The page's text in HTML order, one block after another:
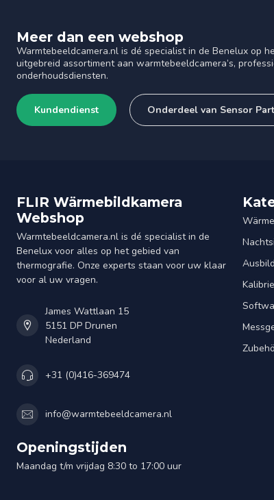
Meer dan een webshop
Warmtebeeldcamera.nl is dé specialist in de Benelux op
uitgebreid assortiment aan warmtebeeldcamera’s,
onderhoudsdiensten.
Kundendienst Onderdeel van Sensor
FLIR Wärmebildkamera
Webshop
Warmtebeeldcamera.nl is dé specialist in de
Benelux voor alles op het gebied van
thermografie. Onze experts staan voor uw klaar
voor al uw vragen.
James Wattlaan 15
5151 DP Drunen
Nederland
+31 (0)416-369474
info@warmtebeeldcamera.nl
Openingstijden
Maandag t/m vrijdag 8:30 to 17:00 uur